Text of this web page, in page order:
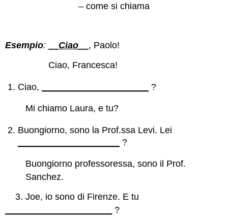
– come si chiama
Esempio: Ciao
, Paolo!
Ciao, Francesca!
Ciao, ?
Mi chiamo Laura, e tu?
Buongiorno, sono la Prof.ssa Levi. Lei
?
Buongiorno professoressa, sono il Prof.
Sanchez.
3. Joe, io sono di Firenze. E tu
?